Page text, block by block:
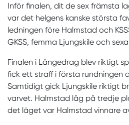
Inför finalen, dit de sex främsta
var det helgens kanske största
ledningen före Halmstad och
GKSS, femma Ljungskile och sexa
Finalen i Långedrag blev riktigt
fick ett straff i första rundningen
Samtidigt gick Ljungskile riktigt
varvet. Halmstad låg på tredje
det läget var Halmstad vinnare